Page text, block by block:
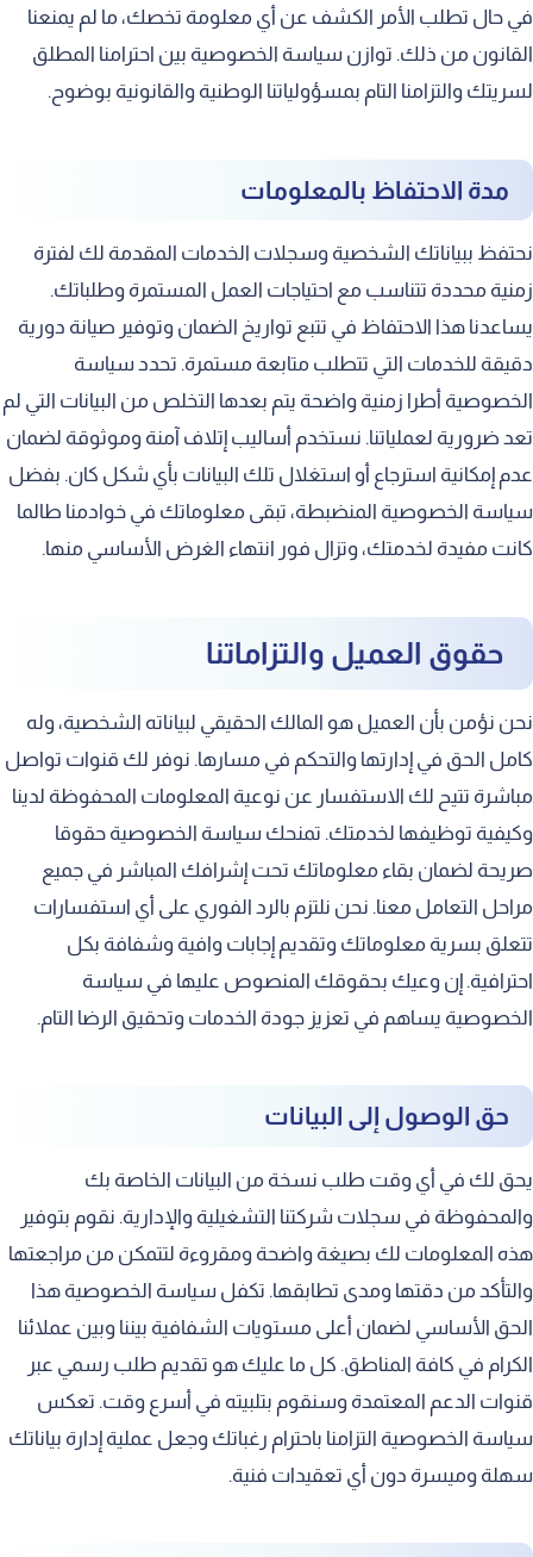
في حال تطلب الأمر الكشف عن أي معلومة تخصك، ما لم يمنعنا
القانون من ذلك. توازن سياسة الخصوصية بين احترامنا المطلق
لسريتك والتزامنا التام بمسؤولياتنا الوطنية والقانونية بوضوح.
مدة الاحتفاظ بالمعلومات
نحتفظ ببياناتك الشخصية وسجلات الخدمات المقدمة لك لفترة
زمنية محددة تتناسب مع احتياجات العمل المستمرة وطلباتك.
يساعدنا هذا الاحتفاظ في تتبع تواريخ الضمان وتوفير صيانة دورية
دقيقة للخدمات التي تتطلب متابعة مستمرة. تحدد سياسة
الخصوصية أطرا زمنية واضحة يتم بعدها التخلص من البيانات التي لم
تعد ضرورية لعملياتنا. نستخدم أساليب إتلاف آمنة وموثوقة لضمان
عدم إمكانية استرجاع أو استغلال تلك البيانات بأي شكل كان. بفضل
سياسة الخصوصية المنضبطة، تبقى معلوماتك في خوادمنا طالما
كانت مفيدة لخدمتك، وتزال فور انتهاء الغرض الأساسي منها.
حقوق العميل والتزاماتنا
نحن نؤمن بأن العميل هو المالك الحقيقي لبياناته الشخصية، وله
كامل الحق في إدارتها والتحكم في مسارها. نوفر لك قنوات تواصل
مباشرة تتيح لك الاستفسار عن نوعية المعلومات المحفوظة لدينا
وكيفية توظيفها لخدمتك. تمنحك سياسة الخصوصية حقوقا
صريحة لضمان بقاء معلوماتك تحت إشرافك المباشر في جميع
مراحل التعامل معنا. نحن نلتزم بالرد الفوري على أي استفسارات
تتعلق بسرية معلوماتك وتقديم إجابات وافية وشفافة بكل
احترافية. إن وعيك بحقوقك المنصوص عليها في سياسة
الخصوصية يساهم في تعزيز جودة الخدمات وتحقيق الرضا التام.
حق الوصول إلى البيانات
يحق لك في أي وقت طلب نسخة من البيانات الخاصة بك
والمحفوظة في سجلات شركتنا التشغيلية والإدارية. نقوم بتوفير
هذه المعلومات لك بصيغة واضحة ومقروءة لتتمكن من مراجعتها
والتأكد من دقتها ومدى تطابقها. تكفل سياسة الخصوصية هذا
الحق الأساسي لضمان أعلى مستويات الشفافية بيننا وبين عملائنا
الكرام في كافة المناطق. كل ما عليك هو تقديم طلب رسمي عبر
قنوات الدعم المعتمدة وسنقوم بتلبيته في أسرع وقت. تعكس
سياسة الخصوصية التزامنا باحترام رغباتك وجعل عملية إدارة بياناتك
سهلة وميسرة دون أي تعقيدات فنية.